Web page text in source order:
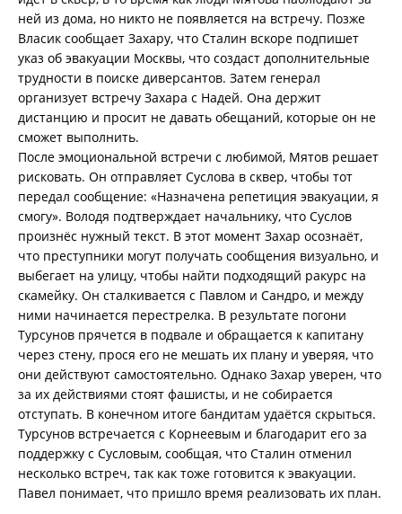
ней из дома, но никто не появляется на встречу. Позже
Власик сообщает Захару, что Сталин вскоре подпишет
указ об эвакуации Москвы, что создаст дополнительные
трудности в поиске диверсантов. Затем генерал
организует встречу Захара с Надей. Она держит
дистанцию и просит не давать обещаний, которые он не
сможет выполнить.
После эмоциональной встречи с любимой, Мятов решает
рисковать. Он отправляет Суслова в сквер, чтобы тот
передал сообщение: «Назначена репетиция эвакуации, я
смогу». Володя подтверждает начальнику, что Суслов
произнёс нужный текст. В этот момент Захар осознаёт,
что преступники могут получать сообщения визуально, и
выбегает на улицу, чтобы найти подходящий ракурс на
скамейку. Он сталкивается с Павлом и Сандро, и между
ними начинается перестрелка. В результате погони
Турсунов прячется в подвале и обращается к капитану
через стену, прося его не мешать их плану и уверяя, что
они действуют самостоятельно. Однако Захар уверен, что
за их действиями стоят фашисты, и не собирается
отступать. В конечном итоге бандитам удаётся скрыться.
Турсунов встречается с Корнеевым и благодарит его за
поддержку с Сусловым, сообщая, что Сталин отменил
несколько встреч, так как тоже готовится к эвакуации.
Павел понимает, что пришло время реализовать их план.